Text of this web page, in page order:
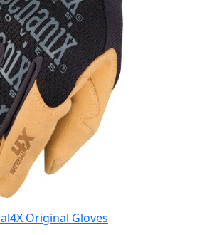
Original Gloves